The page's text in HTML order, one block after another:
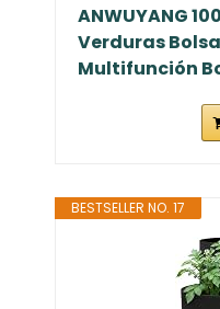
ANWUYANG
Verduras Bolsa
Multifunción
BESTSELLER NO. 17